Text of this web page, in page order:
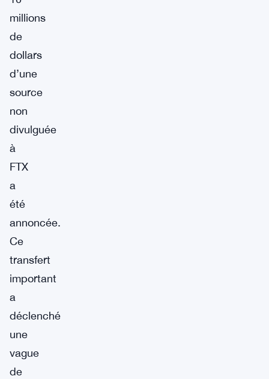
millions
de
dollars
d’une
source
non
divulguée
à
FTX
a
été
annoncée.
Ce
transfert
important
a
déclenché
une
vague
de